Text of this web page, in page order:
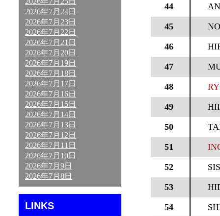
2026年7月24日
2026年7月23日
2026年7月22日
2026年7月21日
2026年7月20日
2026年7月19日
2026年7月18日
2026年7月17日
2026年7月16日
2026年7月15日
2026年7月14日
2026年7月13日
2026年7月12日
2026年7月11日
2026年7月10日
2026年7月9日
2026年7月8日
LINKS
44
45
46
47
48
49
50
51
52
53
54